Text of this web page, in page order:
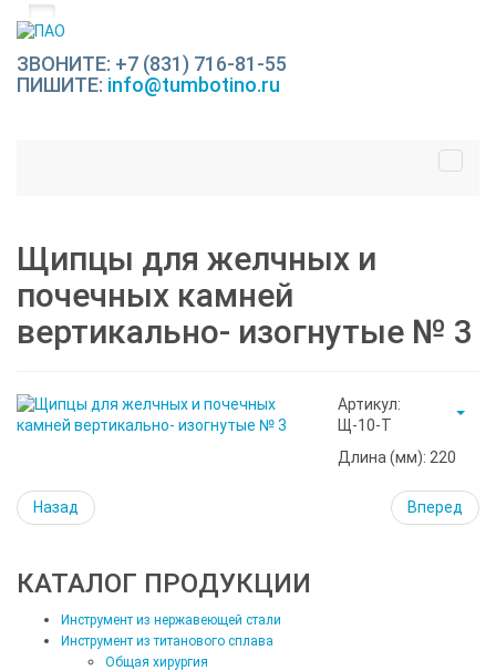
ЗВОНИТЕ: +7 (831) 716-81-55
ПИШИТЕ: info@tumbotino.ru
Щипцы для желчных и
почечных камней
вертикально- изогнутые № 3
Артикул:
Щ-10-Т
Длина (мм): 220
Назад Вперед
КАТАЛОГ ПРОДУКЦИИ
Инструмент из нержавеющей стали
Инструмент из титанового сплава
Общая хирургия